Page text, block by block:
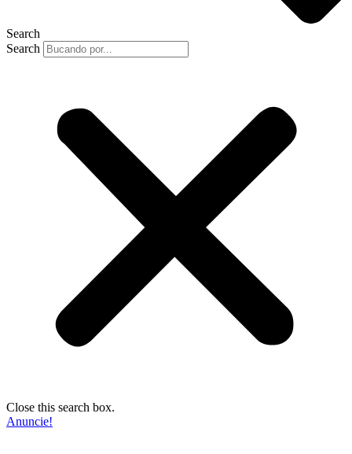
Search
Search
Close this search box.
Anuncie!